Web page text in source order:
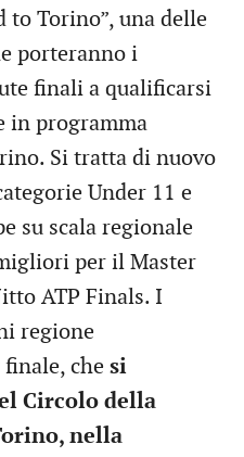
to Torino”, una delle
porteranno i
finali a qualificarsi
in programma
Si tratta di nuovo
Under 11 e
su scala regionale
per il Master
ATP Finals. I
regione
finale, che si
Circolo della
nella